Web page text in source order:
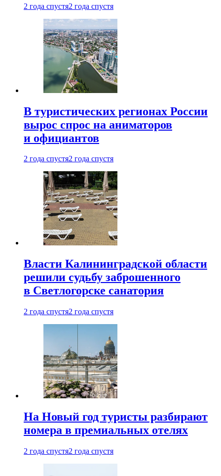
2 года спустя2 года спустя
В туристических регионах России
вырос спрос на аниматоров
и официантов
2 года спустя2 года спустя
Власти Калининградской области
решили судьбу заброшенного
в Светлогорске санатория
2 года спустя2 года спустя
На Новый год туристы разбирают
номера в премиальных отелях
2 года спустя2 года спустя